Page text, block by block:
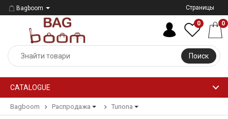
Bagboom Страницы
Поиск
0 0
CATALOGUE
Bagboom Распродажа Tunona